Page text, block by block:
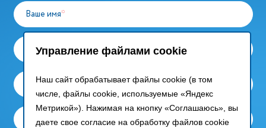
Управление файлами cookie
Наш сайт обрабатывает файлы cookie (в том
числе, файлы cookie, используемые «Яндекс
Метрикой»). Нажимая на кнопку «Соглашаюсь», вы
даете свое согласие на обработку файлов cookie
Ваше имя*
Компания*
Ваш email*
Контактный телефон